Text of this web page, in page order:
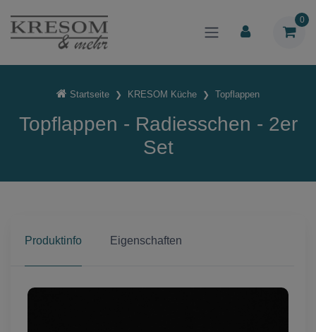
0
Startseite KRESOM Küche Topflappen
Topflappen - Radiesschen - 2er
Set
Produktinfo Eigenschaften